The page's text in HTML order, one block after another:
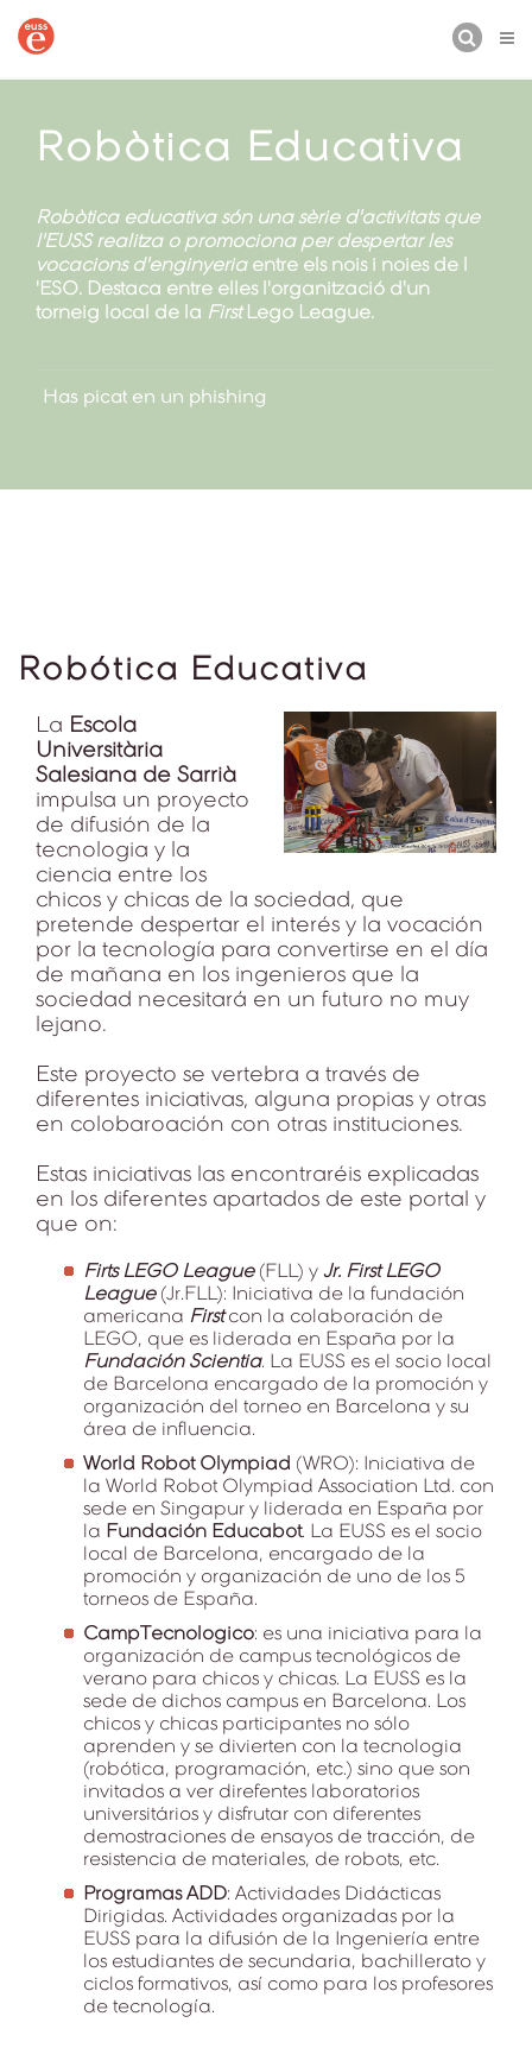
Robòtica Educativa
Robòtica educativa són una sèrie d'activitats que
l'EUSS realitza o promociona per despertar les
vocacions d'enginyeria entre els nois i noies de l
'ESO. Destaca entre elles l'organització d'un
torneig local de la FirstLego League.
Has picat en un phishing
Robótica Educativa
La Escola
Universitària
Salesiana de Sarrià
impulsa un proyecto
de difusión de la
tecnologia y la
ciencia entre los
chicos y chicas de la sociedad, que
pretende despertar el interés y la vocación
por la tecnología para convertirse en el día
de mañana en los ingenieros que la
sociedad necesitará en un futuro no muy
lejano.
Este proyecto se vertebra a través de
diferentes iniciativas, alguna propias y otras
en colobaroación con otras instituciones.
Estas iniciativas las encontraréis explicadas
en los diferentes apartados de este portal y
que on:
Firts LEGO League(FLL) y Jr. First LEGO
League(Jr.FLL): Iniciativa de la fundación
americana Firstcon la colaboración de
LEGO, que es liderada en España por la
Fundación Scientia. La EUSS es el socio local
de Barcelona encargado de la promoción y
organización del torneo en Barcelona y su
área de influencia.
World Robot Olympiad (WRO): Iniciativa de
la World Robot Olympiad Association Ltd. con
sede en Singapur y liderada en España por
la Fundación Educabot. La EUSS es el socio
local de Barcelona, encargado de la
promoción y organización de uno de los 5
torneos de España.
CampTecnologico: es una iniciativa para la
organización de campus tecnológicos de
verano para chicos y chicas. La EUSS es la
sede de dichos campus en Barcelona. Los
chicos y chicas participantes no sólo
aprenden y se divierten con la tecnologia
(robótica, programación, etc.) sino que son
invitados a ver direfentes laboratorios
universitários y disfrutar con diferentes
demostraciones de ensayos de tracción, de
resistencia de materiales, de robots, etc.
Programas ADD: Actividades Didácticas
Dirigidas. Actividades organizadas por la
EUSS para la difusión de la Ingeniería entre
los estudiantes de secundaria, bachillerato y
ciclos formativos, así como para los profesores
de tecnología.